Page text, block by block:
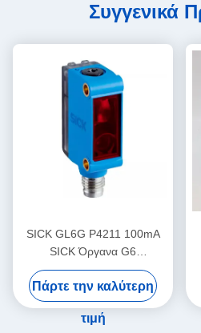
Συγγενικά
SICK GL6G P4211 100mA
SICK Όργανα G6
Μικροσκοπικοί
φωτοηλεκτρικοί αισθητήρες
ορατό κόκκινο φως
Πάρτε την καλύτερη
τιμή